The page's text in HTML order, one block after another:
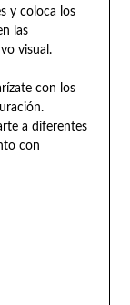
y coloca los
las
visual.
con los
a diferentes
con